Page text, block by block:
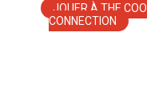
JOUER À THE COOL
CONNECTION